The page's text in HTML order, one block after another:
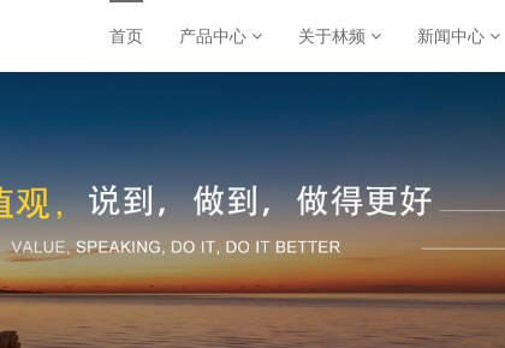
首页 产品中心 关于林频 新闻中心